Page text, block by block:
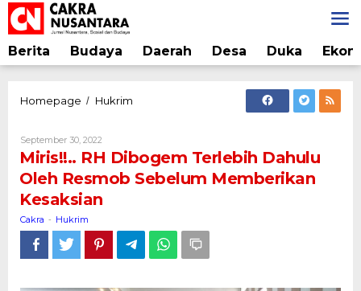
Lewati
ke
konten
Berita Budaya Daerah Desa Duka
Homepage / Hukrim
Dahulu
Oleh
Memberikan
Kesaksian
September 30, 2022
Cakra
Miris!!.. RH Dibogem Terlebih Dahulu
Oleh Resmob Sebelum Memberikan
Kesaksian
Cakra - Hukrim